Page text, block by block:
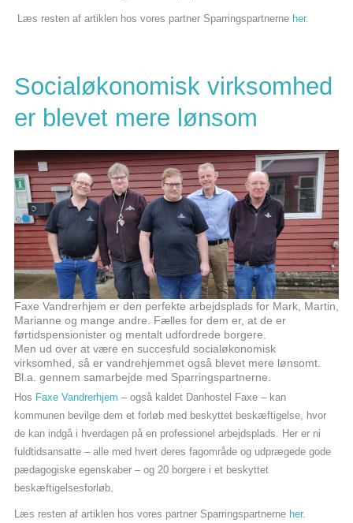
Læs resten af artiklen hos vores partner Sparringspartnerne her.
Socialøkonomisk virksomhed
er blevet mere lønsom
Faxe Vandrerhjem er den perfekte arbejdsplads for Mark, Martin,
Marianne og mange andre. Fælles for dem er, at de er
førtidspensionister og mentalt udfordrede borgere.
Men ud over at være en succesfuld socialøkonomisk
virksomhed, så er vandrehjemmet også blevet mere lønsomt.
Bl.a. gennem samarbejde med Sparringspartnerne.
Hos Faxe Vandrerhjem – også kaldet Danhostel Faxe – kan
kommunen bevilge dem et forløb med beskyttet beskæftigelse, hvor
de kan indgå i hverdagen på en professionel arbejdsplads. Her er ni
fuldtidsansatte – alle med hvert deres fagområde og udprægede gode
pædagogiske egenskaber – og 20 borgere i et beskyttet
beskæftigelsesforløb.
Læs resten af artiklen hos vores partner Sparringspartnerneher.